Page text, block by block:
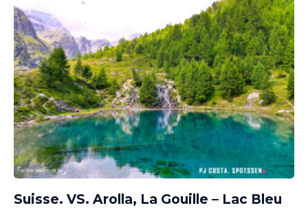
Suisse. VS. Arolla, La Gouille – Lac Bleu